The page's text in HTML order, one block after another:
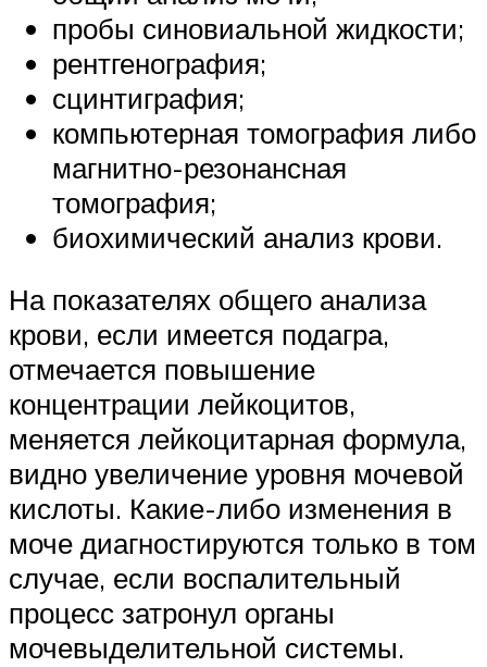
пробы синовиальной жидкости;
рентгенография;
сцинтиграфия;
компьютерная томография либо
магнитно-резонансная
томография;
биохимический анализ крови.
На показателях общего анализа
крови, если имеется подагра,
отмечается повышение
концентрации лейкоцитов,
меняется лейкоцитарная формула,
видно увеличение уровня мочевой
кислоты. Какие-либо изменения в
моче диагностируются только в том
случае, если воспалительный
процесс затронул органы
мочевыделительной системы.